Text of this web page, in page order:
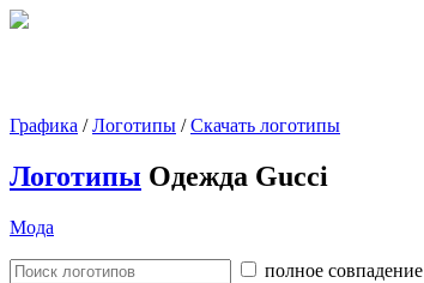
Графика /Логотипы /Скачать логотипы
Логотипы Одежда Gucci
Мода
полное совпадение